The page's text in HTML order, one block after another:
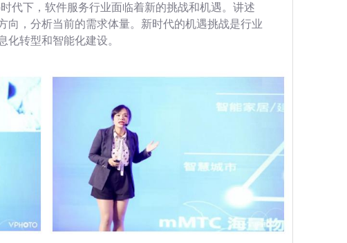
代下，软件服务行业面临着新的挑战和机遇。讲述
向，分析当前的需求体量。新时代的机遇挑战是行业
化转型和智能化建设。